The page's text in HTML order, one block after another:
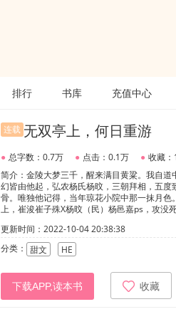
排行 书库 充值中心
连载 无双亭上，何日重游
● 总字数：0.7万 ● 点击：0.1万 ● 收藏：
简介：金陵大梦三千，醒来满目黄粱。我自
幻皆由他起，弘农杨氏杨旼，三朝拜相，五
骨。唯独他记得，当年琼花小院中那一抹月
上，崔浚崔子殊X杨旼（民）杨邑嘉ps，攻没
更新时间：2022-10-04 20:38:38
分类： 甜文 HE
下载APP,读本书 收藏